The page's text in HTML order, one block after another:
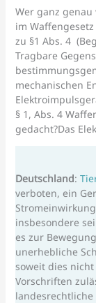
Wer ganz
im
zu §1 Abs. 4
Tragbare
mechanischen
§ 1, Abs. 4
gedacht?Das
Deutschland:
verboten, ein
insbesondere
es zur
unerhebliche
soweit dies
Vorschriften